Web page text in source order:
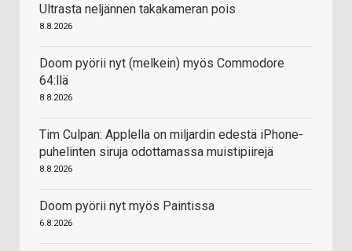
Ultrasta neljännen takakameran pois
8.8.2026
Doom pyörii nyt (melkein) myös Commodore
64:llä
8.8.2026
Tim Culpan: Applella on miljardin edestä iPhone-
puhelinten siruja odottamassa muistipiirejä
8.8.2026
Doom pyörii nyt myös Paintissa
6.8.2026